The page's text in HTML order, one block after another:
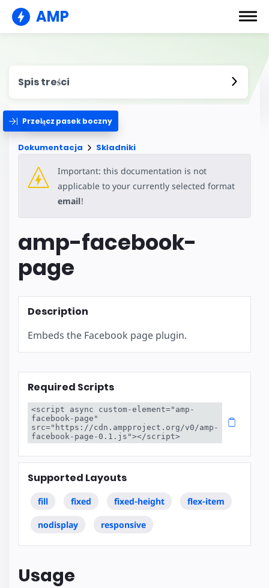
AMP
Spis treści
Przełącz pasek boczny
Dokumentacja Składniki
Important: this documentation is not
applicable to your currently selected format
email!
amp-facebook-
page
Description
Embeds the Facebook page plugin.
Required Scripts
<script async custom-element="amp-
facebook-page"
src="https://cdn.ampproject.org/v0/amp-
facebook-page-0.1.js"></script>
Supported Layouts
fill fixed fixed-height flex-item
nodisplay responsive
Usage